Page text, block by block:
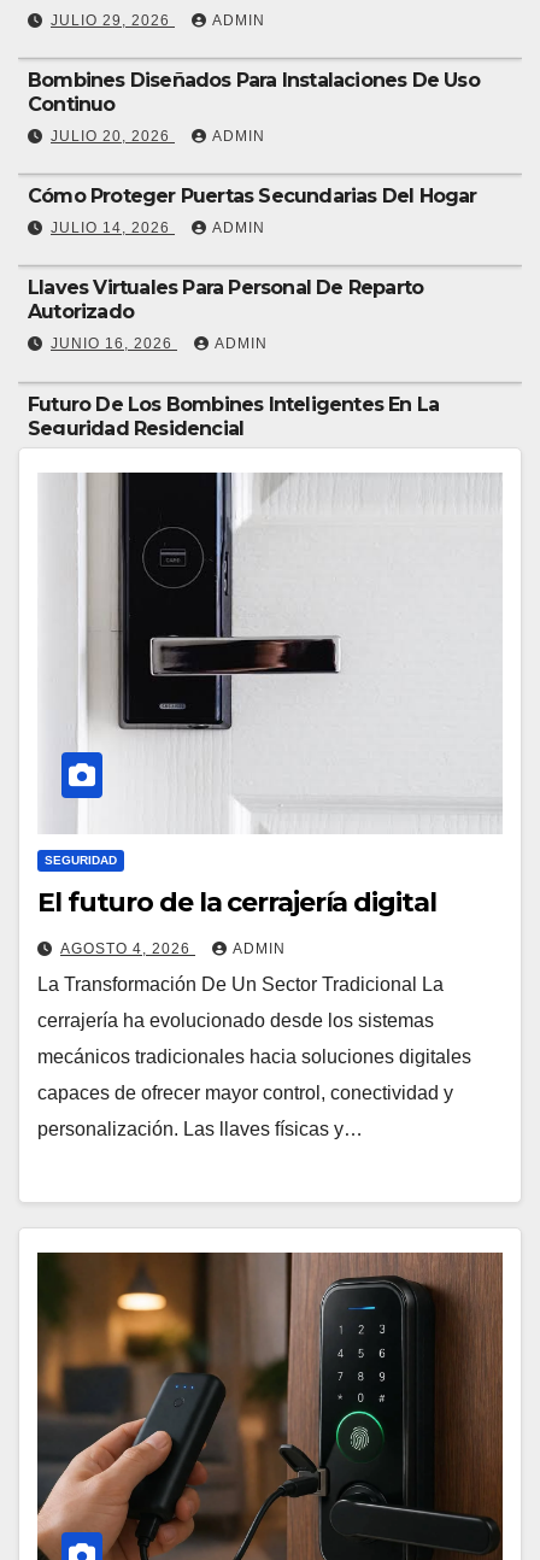
JULIO 29, 2026 ADMIN
Bombines Diseñados Para Instalaciones De Uso
Continuo
JULIO 20, 2026 ADMIN
Cómo Proteger Puertas Secundarias Del Hogar
JULIO 14, 2026 ADMIN
Llaves Virtuales Para Personal De Reparto
Autorizado
JUNIO 16, 2026 ADMIN
Futuro De Los Bombines Inteligentes En La
Seguridad Residencial
Cómo La Tecnología 5G Influye En Las Cerraduras
Inteligentes
MAYO 18, 2026 ADMIN
SEGURIDAD
El futuro de la cerrajería digital
AGOSTO 4, 2026 ADMIN
La Transformación De Un Sector Tradicional La
cerrajería ha evolucionado desde los sistemas
mecánicos tradicionales hacia soluciones digitales
capaces de ofrecer mayor control, conectividad y
personalización. Las llaves físicas y…